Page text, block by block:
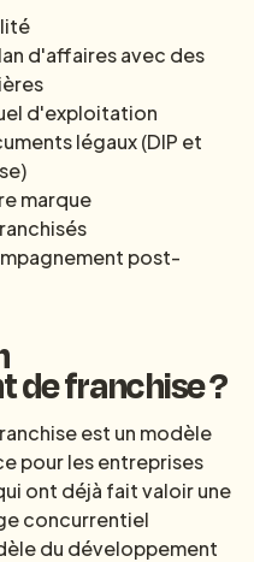
d'affaires avec des
d'exploitation
légaux (DIP et
marque
post-
de franchise ?
est un modèle
pour les entreprises
ont déjà fait valoir une
concurrentiel
du développement